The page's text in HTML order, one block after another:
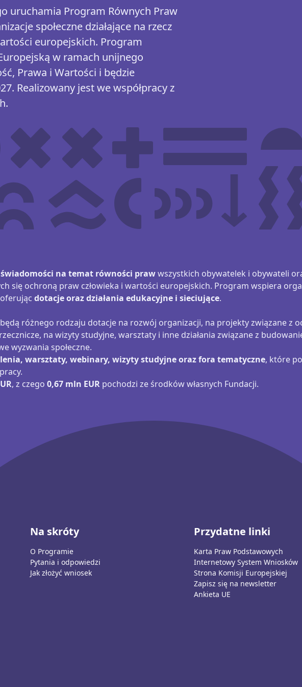
uruchamia Program Równych Praw
społeczne działające na rzecz
europejskich. Program
w ramach unijnego
Prawa i Wartości i będzie
Realizowany jest we współpracy z
na temat równości prawwszystkich obywatelek i obywateli
się ochroną praw człowieka i wartości europejskich. Program wspiera
dotacje oraz działania edukacyjne i sieciujące.
różnego rodzaju dotacje na rozwój organizacji, na projekty związane z
na wizyty studyjne, warsztaty i inne działania związane z
wyzwania społeczne.
warsztaty, webinary, wizyty studyjne oraz fora tematyczne, które
, z czego 0,67 mln EUR pochodzi ze środków własnych Fundacji.
Na skróty
O Programie
Pytania i odpowiedzi
Jak złożyć wniosek
Przydatne linki
Karta Praw Podstawowych
Internetowy System Wniosków
Strona Komisji Europejskiej
Zapisz się na newsletter
Ankieta UE